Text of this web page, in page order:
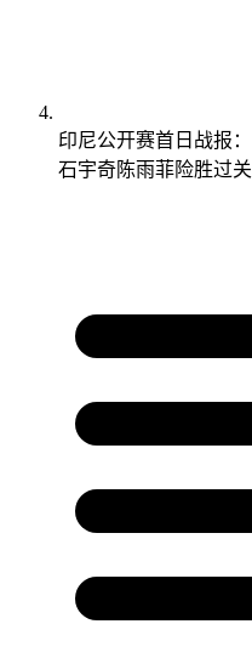
印尼公开赛首日战报
石宇奇陈雨菲险胜过关